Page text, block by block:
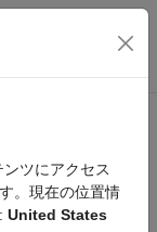
ション メ
IP network
ツにアクセス
。現在の位置情
United States